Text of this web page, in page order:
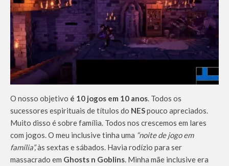
O nosso objetivo é 10 jogos em 10 anos. Todos os
sucessores espirituais de títulos do NESpouco apreciados.
Muito disso é sobre família. Todos nos crescemos em lares
com jogos. O meu inclusive tinha uma “noite de jogo em
família”,às sextas e sábados. Havia rodízio para ser
massacrado em Ghosts n Goblins. Minha mãe inclusive era